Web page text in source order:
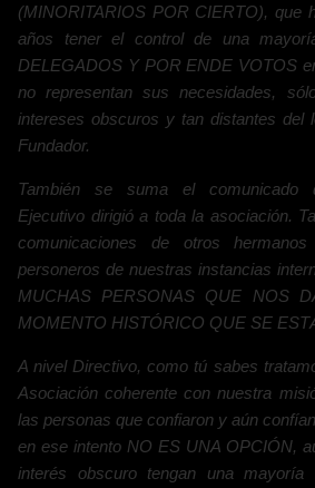
(MINORITARIOS POR CIERTO), que
años tener el control de una
DELEGADOS Y POR ENDE VOTOS
no representan sus necesidades,
intereses obscuros y tan distantes del
Fundador.
También se suma el comunicado
Ejecutivo dirigió a toda la asociación.
comunicaciones de otros
personeros de nuestras instancias
MUCHAS PERSONAS QUE NOS
MOMENTO HISTÓRICO QUE SE
A nivel Directivo, como tú sabes
Asociación coherente con nuestra
las personas que confiaron y aún
en ese intento NO ES UNA OPCIÓN,
interés obscuro tengan una mayoría